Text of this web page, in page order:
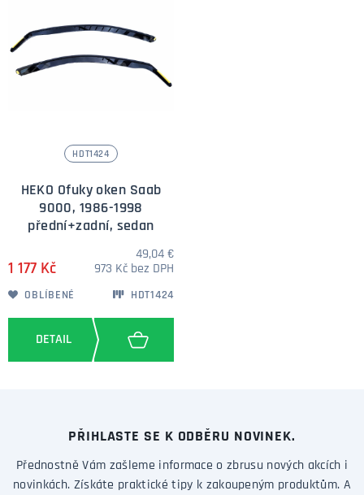
HDT1424
HEKO Ofuky oken Saab
9000, 1986-1998
přední+zadní, sedan
1 177 Kč
49,04 €
973 Kč bez DPH
OBLÍBENÉ HDT1424
PŘIHLASTE SE K ODBĚRU NOVINEK.
Přednostně Vám zašleme informace o zbrusu nových akcích i
novinkách. Získáte praktické tipy k zakoupeným produktům. A